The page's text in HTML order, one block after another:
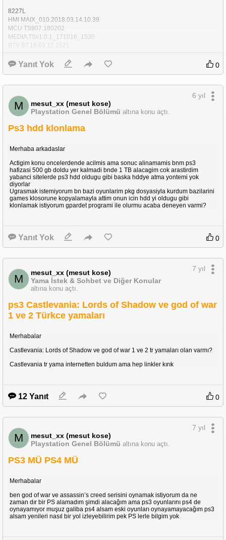
8227L
HMI MAIX_010.2018.03.14.10.39
MCU TS907.180202
MEDIA TSv1.0.1_171016_1530
BTV BT.18.03.12.1521
Yanıt Yok 0
M
mesut_xx (mesut kose)
Playstation Genel Bölümü altına konu açtı.
6 yıl
Ps3 hdd klonlama
Merhaba arkadaslar
Actigim konu oncelerdende acilmis ama sonuc alinamamis bnm ps3
hafizasi 500 gb doldu yer kalmadi bnde 1 TB alacagim cok arastirdim
yabanci sitelerde ps3 hdd oldugu gibi baska hddye atma yontemi yok
diyorlar
Ugrasmak istemiyorum bn bazi oyunlarim pkg dosyasiyla kurdum bazilarini
games klosorune kopyalamayla attim onun icin hdd yi oldugu gibi
klonlamak istiyorum gpardet programi ile olurmu acaba deneyen varmi?
Yanıt Yok 0
M
mesut_xx (mesut kose)
Yama İstek & Sohbet ve Diğer Konular
altına konu açtı.
7 yıl
ps3 Castlevania: Lords of Shadow ve god of war
1 ve 2 Türkce yamaları
Merhabalar
Castlevania: Lords of Shadow ve god of war 1 ve 2 tr yamaları olan varmı?
Castlevania tr yama internetten buldum ama hep linkler kırık
12 Yanıt 0
M
mesut_xx (mesut kose)
Playstation Genel Bölümü altına konu açtı.
7 yıl
PS3 MÜ PS4 MÜ
Merhabalar
ben god of war ve assassin’s creed serisini oynamak istiyorum da ne
zaman dır bir PS alamadım şimdi alacağım ama ps3 oyunlarını ps4 de
oynayamıyor muşuz galiba ps4 alsam eski oyunları oynayamayacağım ps3
alsam yenileri nasıl bir yol izleyebilirim pek PS lerle bilgim yok